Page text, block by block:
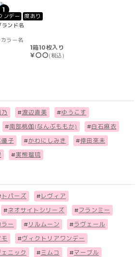
1
ンデー
度あり
ランド名
カラー名
1箱10枚入り
￥〇〇(税込)
#渡辺直美 #ゆうこす
#南部桃伽(なんぶももか) #白石麻衣
子 #かわにしみき #倖田來未
#実熊瑠琉
トパーズ # レヴィア
#ネオサイトシリーズ #フランミー
ー # リルムーン #ラヴェール
#ヴィクトリアワンデー
ニック #ミムコ #マーブル